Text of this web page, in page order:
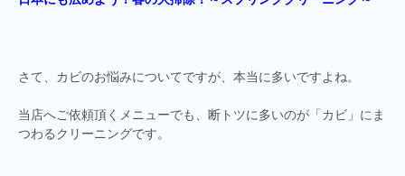
さて、カビのお悩みについてですが、本当に多いですよね。
当店へご依頼頂くメニューでも、断トツに多いのが「カビ」にま
つわるクリーニングです。